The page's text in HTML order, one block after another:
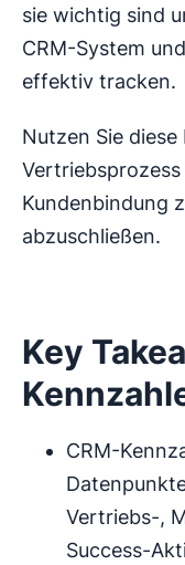
sie wichtig sind
CRM-System
effektiv tracken.
Nutzen Sie
Kundenbindung
abzuschließen.
Key
CRM-
Vertriebs-,
Success-